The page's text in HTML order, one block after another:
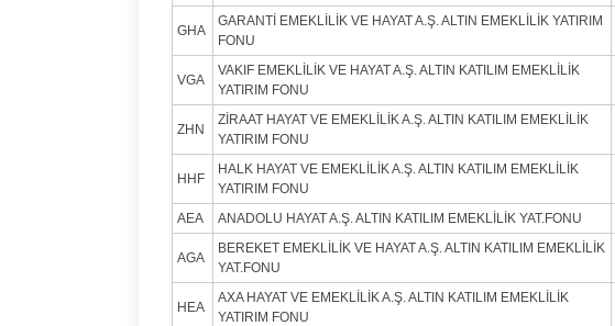
GHA
GARANTİ EMEKLİLİK VE HAYAT A.Ş. ALTIN EMEKLİLİK YATIRIM
FONU
VGA
VAKIF EMEKLİLİK VE HAYAT A.Ş. ALTIN KATILIM EMEKLİLİK
YATIRIM FONU
ZHN
ZİRAAT HAYAT VE EMEKLİLİK A.Ş. ALTIN KATILIM EMEKLİLİK
YATIRIM FONU
HHF
HALK HAYAT VE EMEKLİLİK A.Ş. ALTIN KATILIM EMEKLİLİK
YATIRIM FONU
AEA ANADOLU HAYAT A.Ş. ALTIN KATILIM EMEKLİLİK YAT.FONU
AGA
BEREKET EMEKLİLİK VE HAYAT A.Ş. ALTIN KATILIM EMEKLİLİK
YAT.FONU
HEA
AXA HAYAT VE EMEKLİLİK A.Ş. ALTIN KATILIM EMEKLİLİK
YATIRIM FONU